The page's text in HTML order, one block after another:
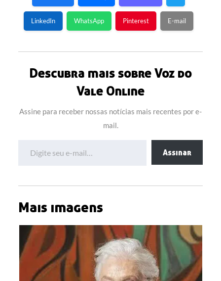
LinkedIn WhatsApp Pinterest E-mail
Descubra mais sobre Voz do
Vale Online
Assine para receber nossas notícias mais recentes por e-
mail.
Assinar
Mais imagens